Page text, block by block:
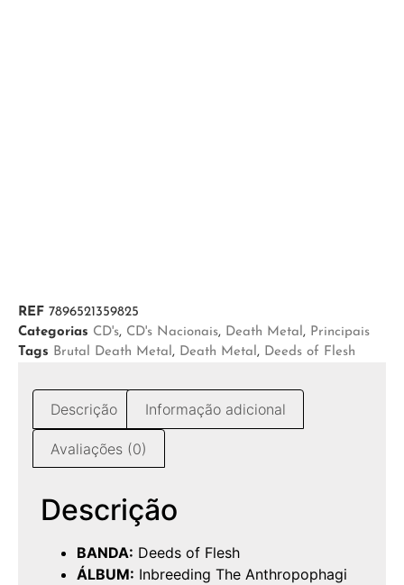
REF 7896521359825
Categorias CD's, CD's Nacionais, Death Metal, Principais
Tags Brutal Death Metal, Death Metal, Deeds of Flesh
Descrição Informação adicional
Avaliações (0)
Descrição
BANDA: Deeds of Flesh
ÁLBUM: Inbreeding The Anthropophagi